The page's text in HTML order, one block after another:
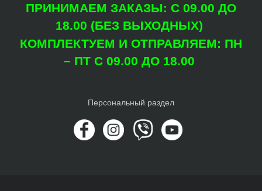
ПРИНИМАЕМ ЗАКАЗЫ: С 09.00 ДО
18.00 (БЕЗ ВЫХОДНЫХ)
КОМПЛЕКТУЕМ И ОТПРАВЛЯЕМ: ПН
– ПТ С 09.00 ДО 18.00
Персональный раздел